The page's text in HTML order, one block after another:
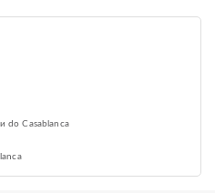
do Casablanca